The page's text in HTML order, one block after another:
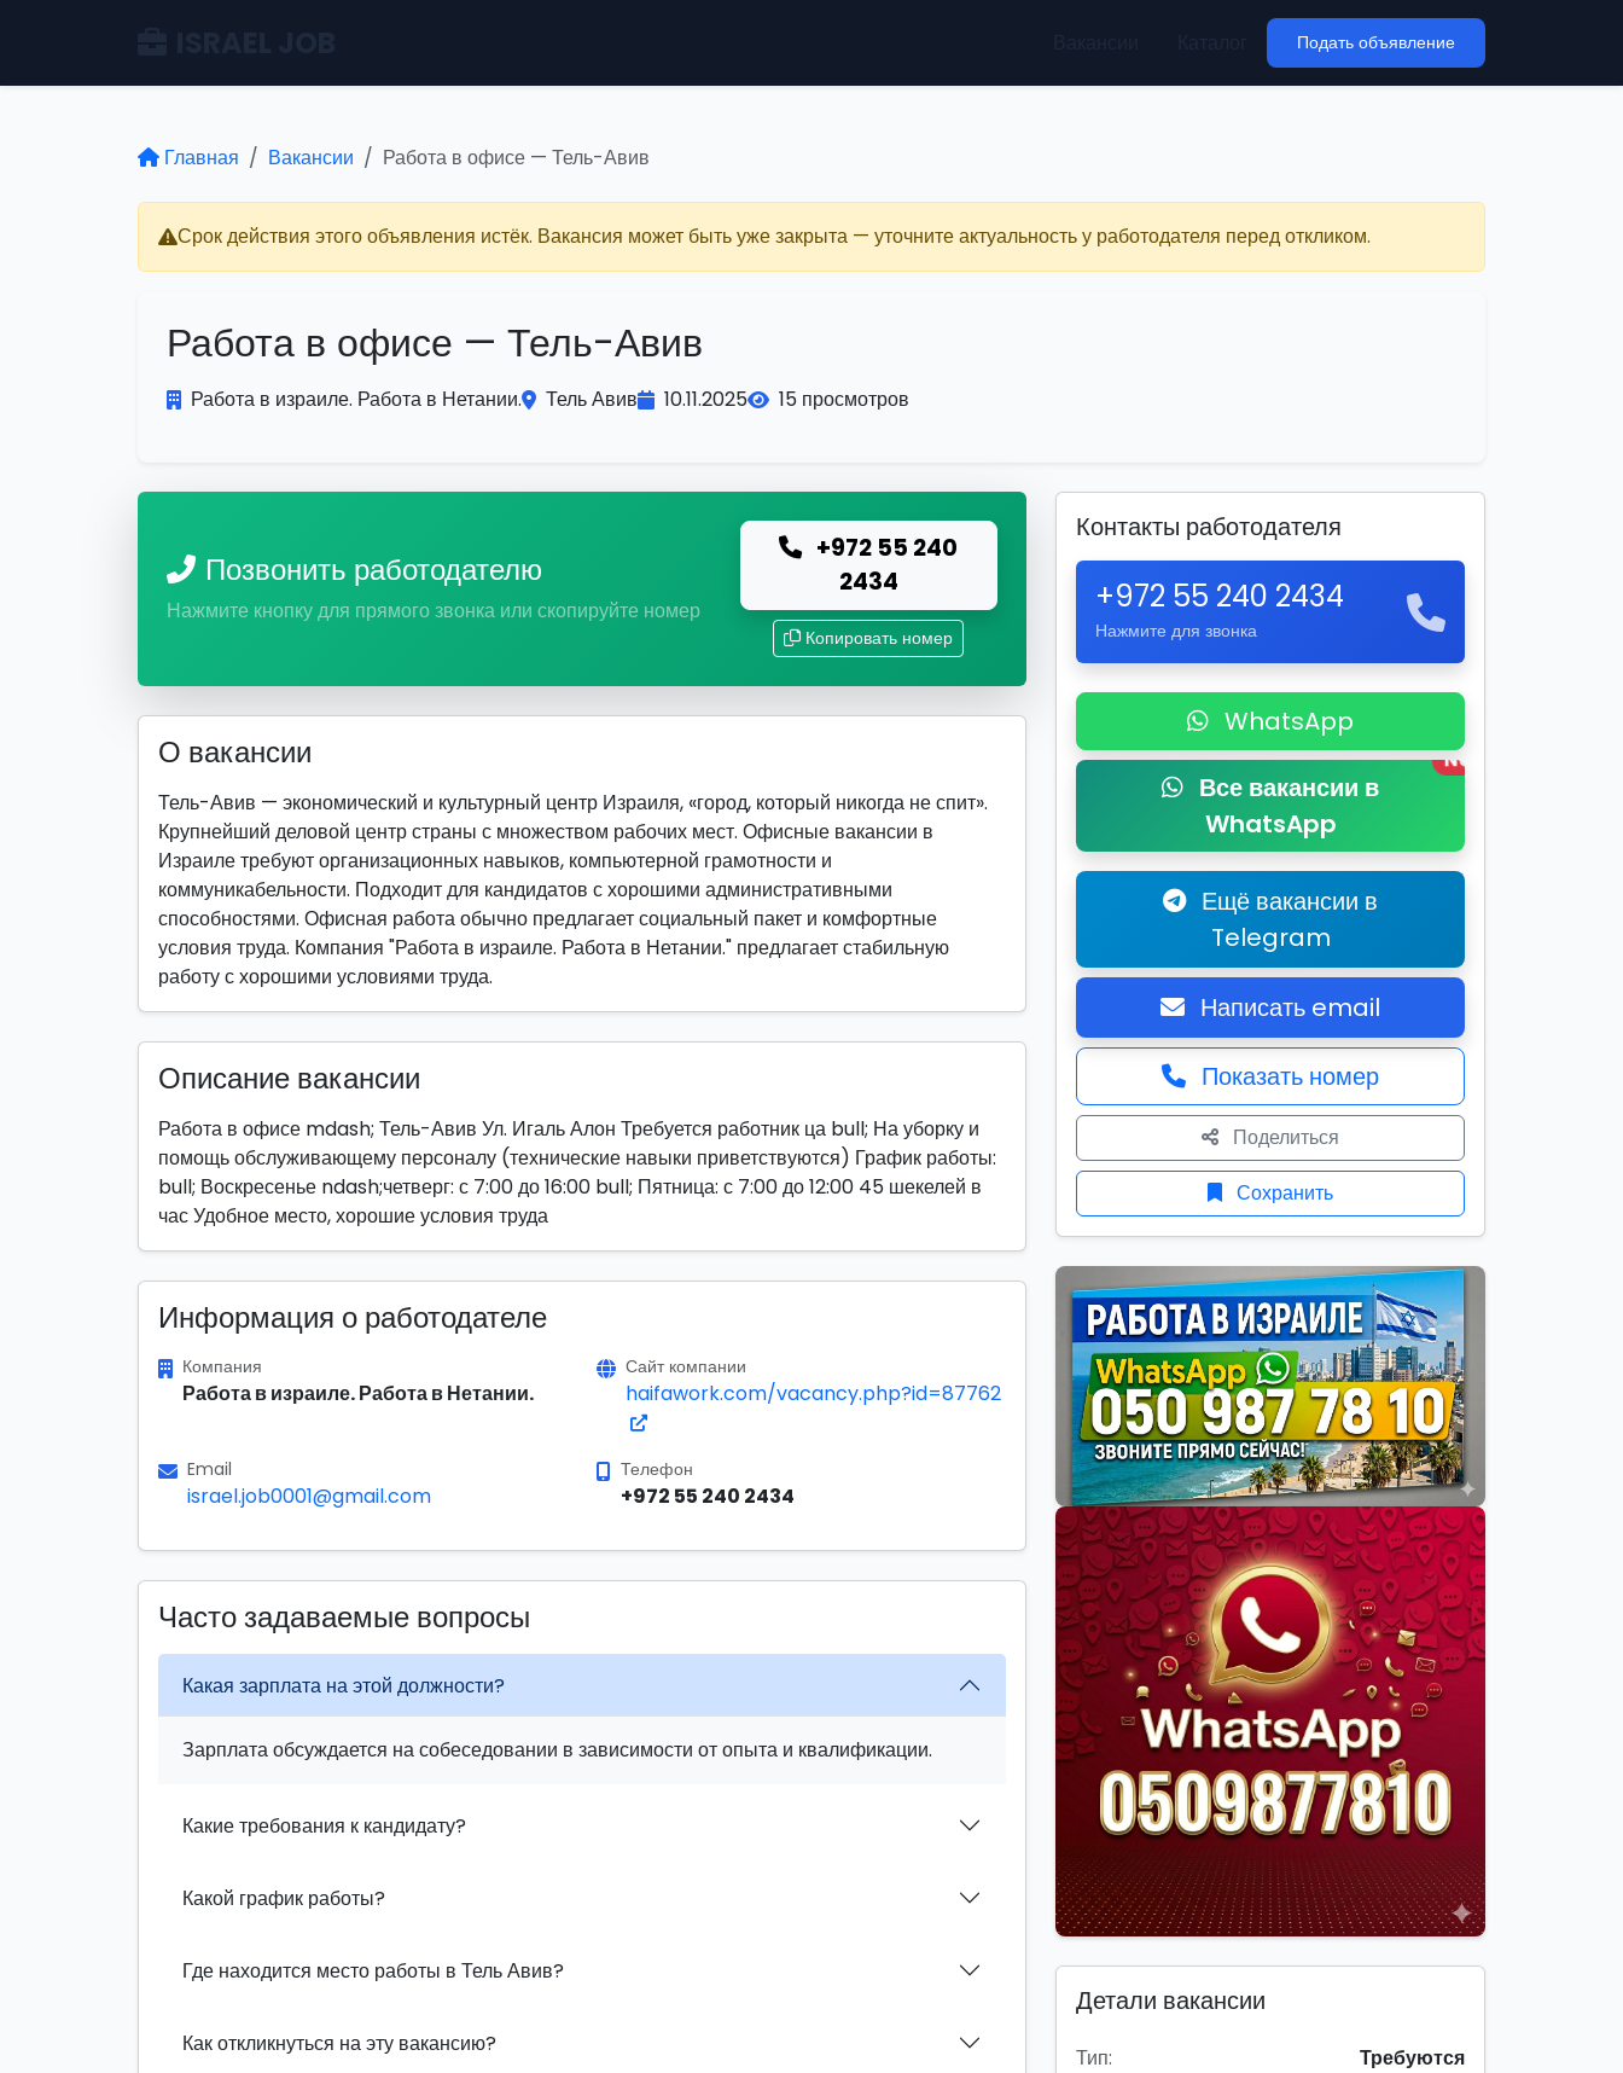
Подать объявление
Главная Вакансии Работа в офисе — Тель-Авив
Срок действия этого объявления истёк. Вакансия может быть уже закрыта — уточните актуальность у работодателя перед откликом.
Работа в офисе — Тель-Авив
Работа в израиле. Работа в Нетании. Тель Авив 10.11.2025 15 просмотров
Позвонить работодателю
Нажмите кнопку для прямого звонка или скопируйте номер
+972 55 240
2434
Копировать номер
О вакансии
Тель-Авив — экономический и культурный центр Израиля, «город, который никогда не спит».
Крупнейший деловой центр страны с множеством рабочих мест. Офисные вакансии в
Израиле требуют организационных навыков, компьютерной грамотности и
коммуникабельности. Подходит для кандидатов с хорошими административными
способностями. Офисная работа обычно предлагает социальный пакет и комфортные
условия труда. Компания "Работа в израиле. Работа в Нетании." предлагает стабильную
работу с хорошими условиями труда.
Описание вакансии
Работа в офисе mdash; Тель-Авив Ул. Игаль Алон Требуется работник ца bull; На уборку и
помощь обслуживающему персоналу (технические навыки приветствуются) График работы:
bull; Воскресенье ndash;четверг: с 7:00 до 16:00 bull; Пятница: с 7:00 до 12:00 45 шекелей в
час Удобное место, хорошие условия труда
Информация о работодателе
Компания
Работа в израиле. Работа в Нетании.
Сайт компании
haifawork.com/vacancy.php?id=87762
Email
israel.job0001@gmail.com
Телефон
+972 55 240 2434
Часто задаваемые вопросы
Какая зарплата на этой должности?
Зарплата обсуждается на собеседовании в зависимости от опыта и квалификации.
Какие требования к кандидату?
Какой график работы?
Где находится место работы в Тель Авив?
Как откликнуться на эту вакансию?
Контакты работодателя
+972 55 240 2434
Нажмите для звонка
WhatsApp
Все вакансии в
WhatsApp
New
Ещё вакансии в
Telegram
Написать email
Показать номер
Поделиться
Сохранить
Детали вакансии
Тип:
Требуются